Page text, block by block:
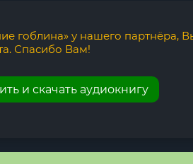
гоблина» у нашего партнёра,
Спасибо Вам!
и скачать аудиокнигу